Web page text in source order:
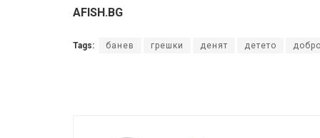
AFISH.BG
Tags: банев грешки денят детето